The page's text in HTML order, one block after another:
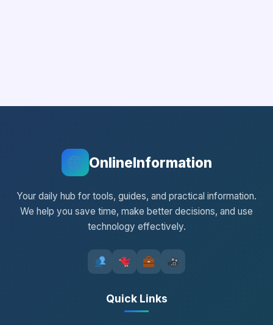
OnlineInformation
Your daily hub for tools, guides, and practical information.
We help you save time, make better decisions, and use
technology effectively.
Quick Links